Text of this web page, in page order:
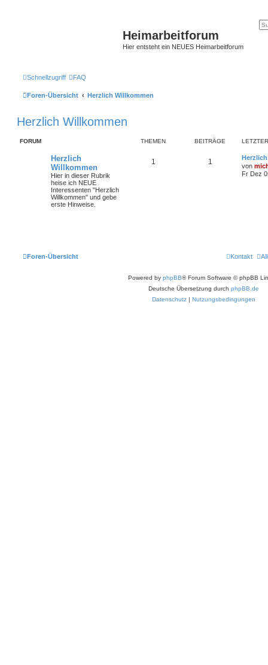
Heimarbeitforum
Hier entsteht ein NEUES Heimarbeitforum
Schnellzugriff FAQ
Foren-Übersicht Herzlich Willkommen
Herzlich Willkommen
FORUM THEMEN BEITRÄGE
Herzlich
Willkommen
Hier in dieser Rubrik
heise ich NEUE
Interessenten "Herzlich
Willkommen" und gebe
erste Hinweise.
1 1
von
Fr Dez
Foren-Übersicht Kontakt
Powered by phpBB® Forum Software © phpBB
Deutsche Übersetzung durch phpBB.de
Datenschutz | Nutzungsbedingungen